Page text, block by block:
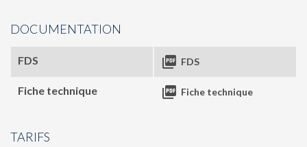
DOCUMENTATION
FDS  FDS
Fiche technique  Fiche technique
TARIFS